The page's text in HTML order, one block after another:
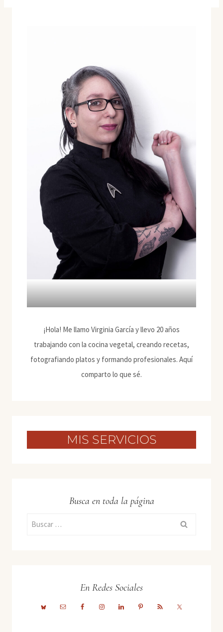
¡Hola! Me llamo Virginia García y llevo 20 años
trabajando con la cocina vegetal, creando recetas,
fotografiando platos y formando profesionales. Aquí
comparto lo que sé.
MIS SERVICIOS
Busca en toda la página
Buscar:
En Redes Sociales